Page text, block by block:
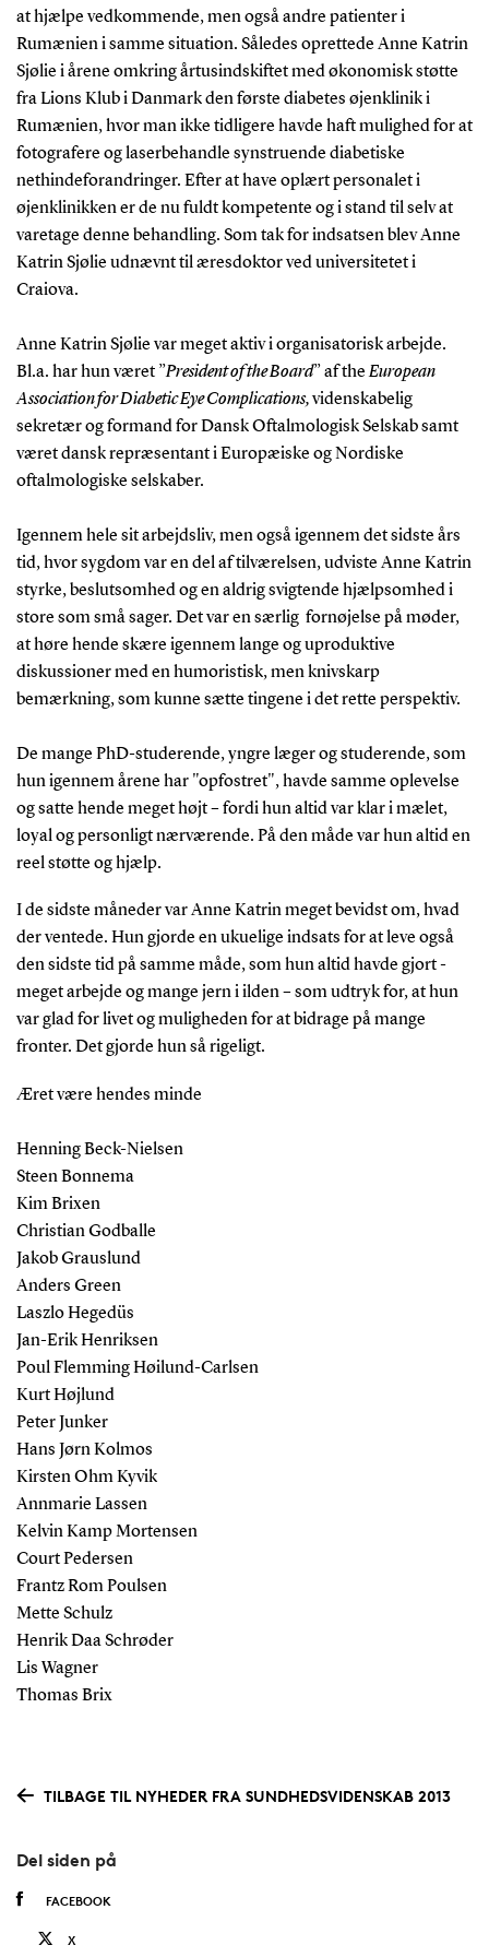
at hjælpe vedkommende, men også andre patienter i
Rumænien i samme situation. Således oprettede Anne Katrin
Sjølie i årene omkring årtusindskiftet med økonomisk støtte
fra Lions Klub i Danmark den første diabetes øjenklinik i
Rumænien, hvor man ikke tidligere havde haft mulighed for at
fotografere og laserbehandle synstruende diabetiske
nethindeforandringer. Efter at have oplært personalet i
øjenklinikken er de nu fuldt kompetente og i stand til selv at
varetage denne behandling. Som tak for indsatsen blev Anne
Katrin Sjølie udnævnt til æresdoktor ved universitetet i
Craiova.
Anne Katrin Sjølie var meget aktiv i organisatorisk arbejde.
Bl.a. har hun været ”President of the Board” af theEuropean
Association for Diabetic Eye Complications,videnskabelig
sekretær og formand for Dansk Oftalmologisk Selskab samt
været dansk repræsentant i Europæiske og Nordiske
oftalmologiske selskaber.
Igennem hele sit arbejdsliv, men også igennem det sidste års
tid, hvor sygdom var en del af tilværelsen, udviste Anne Katrin
styrke, beslutsomhed og en aldrig svigtende hjælpsomhed i
store som små sager. Det var en særlig fornøjelse på møder,
at høre hende skære igennem lange og uproduktive
diskussioner med en humoristisk, men knivskarp
bemærkning, som kunne sætte tingene i det rette perspektiv.
De mange PhD-studerende, yngre læger og studerende, som
hun igennem årene har "opfostret", havde samme oplevelse
og satte hende meget højt – fordi hun altid var klar i mælet,
loyal og personligt nærværende. På den måde var hun altid en
reel støtte og hjælp.
I de sidste måneder var Anne Katrin meget bevidst om, hvad
der ventede. Hun gjorde en ukuelige indsats for at leve også
den sidste tid på samme måde, som hun altid havde gjort -
meget arbejde og mange jern i ilden – som udtryk for, at hun
var glad for livet og muligheden for at bidrage på mange
fronter. Det gjorde hun så rigeligt.
Æret være hendes minde
Henning Beck-Nielsen
Steen Bonnema
Kim Brixen
Christian Godballe
Jakob Grauslund
Anders Green
Laszlo Hegedüs
Jan-Erik Henriksen
Poul Flemming Høilund-Carlsen
Kurt Højlund
Peter Junker
Hans Jørn Kolmos
Kirsten Ohm Kyvik
Annmarie Lassen
Kelvin Kamp Mortensen
Court Pedersen
Frantz Rom Poulsen
Mette Schulz
Henrik Daa Schrøder
Lis Wagner
Thomas Brix
TILBAGE TIL NYHEDER FRA SUNDHEDSVIDENSKAB 2013
Del siden på
FACEBOOK
X